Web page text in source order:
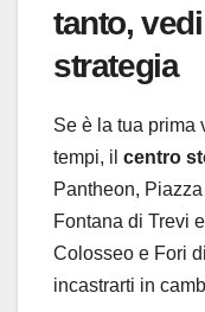
tanto,
strategia
Se è la tua prima
tempi, il centro
Pantheon,
Fontana di Trevi
Colosseo e Fori
incastrarti in